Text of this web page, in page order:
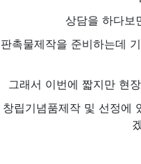
상담을 하다보
판촉물제작을 준비하는데
그래서 이번에 짧지만 현
창립기념품제작 및 선정에